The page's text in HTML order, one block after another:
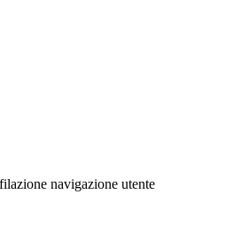
navigazione utente